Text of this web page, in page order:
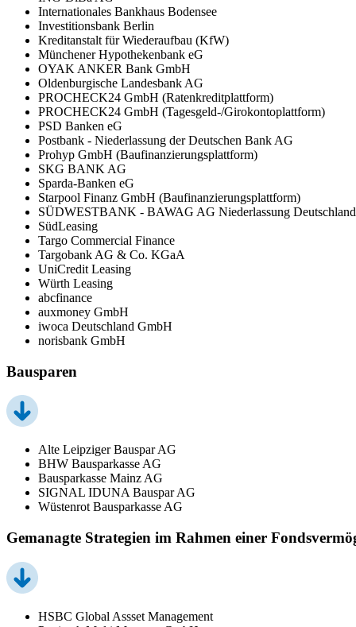
Internationales Bankhaus Bodensee
Investitionsbank Berlin
Kreditanstalt für Wiederaufbau (KfW)
Münchener Hypothekenbank eG
OYAK ANKER Bank GmbH
Oldenburgische Landesbank AG
PROCHECK24 GmbH (Ratenkreditplattform)
PROCHECK24 GmbH (Tagesgeld-/Girokontoplattform)
PSD Banken eG
Postbank - Niederlassung der Deutschen Bank AG
Prohyp GmbH (Baufinanzierungsplattform)
SKG BANK AG
Sparda-Banken eG
Starpool Finanz GmbH (Baufinanzierungsplattform)
SÜDWESTBANK - BAWAG AG Niederlassung Deutschland
SüdLeasing
Targo Commercial Finance
Targobank AG & Co. KGaA
UniCredit Leasing
Würth Leasing
abcfinance
auxmoney GmbH
iwoca Deutschland GmbH
norisbank GmbH
Bausparen
Alte Leipziger Bauspar AG
BHW Bausparkasse AG
Bausparkasse Mainz AG
SIGNAL IDUNA Bauspar AG
Wüstenrot Bausparkasse AG
Gemanagte Strategien im Rahmen einer
HSBC Global Assset Management